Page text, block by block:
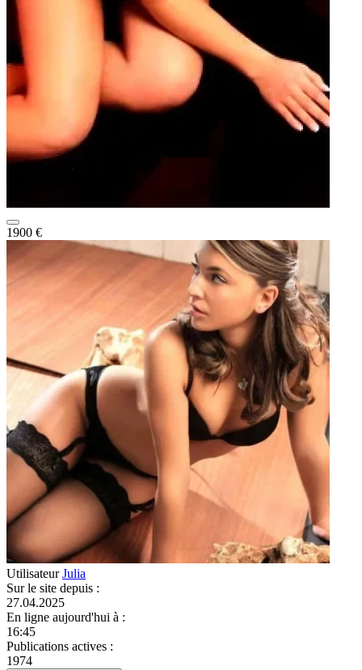
1900 €
UtilisateurJulia
Sur le site depuis :
27.04.2025
En ligne aujourd'hui à :
16:45
Publications actives :
1974